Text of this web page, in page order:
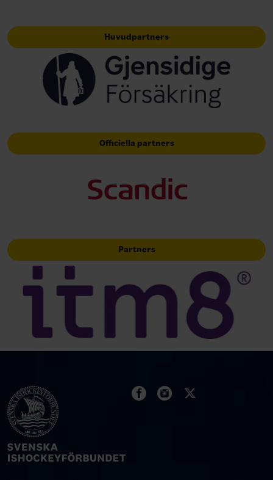
Huvudpartners
Officiella partners
Partners